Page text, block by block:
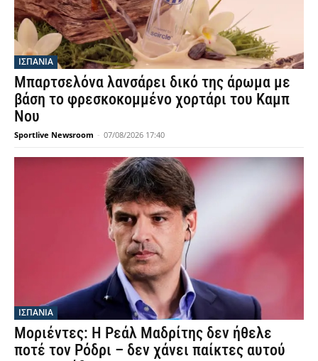
ΙΣΠΑΝΙΑ
Μπαρτσελόνα λανσάρει δικό της άρωμα με
βάση το φρεσκοκομμένο χορτάρι του Καμπ
Νου
Sportlive Newsroom - 07/08/2026 17:40
ΙΣΠΑΝΙΑ
Μοριέντες: Η Ρεάλ Μαδρίτης δεν ήθελε
ποτέ τον Ρόδρι – δεν χάνει παίκτες αυτού